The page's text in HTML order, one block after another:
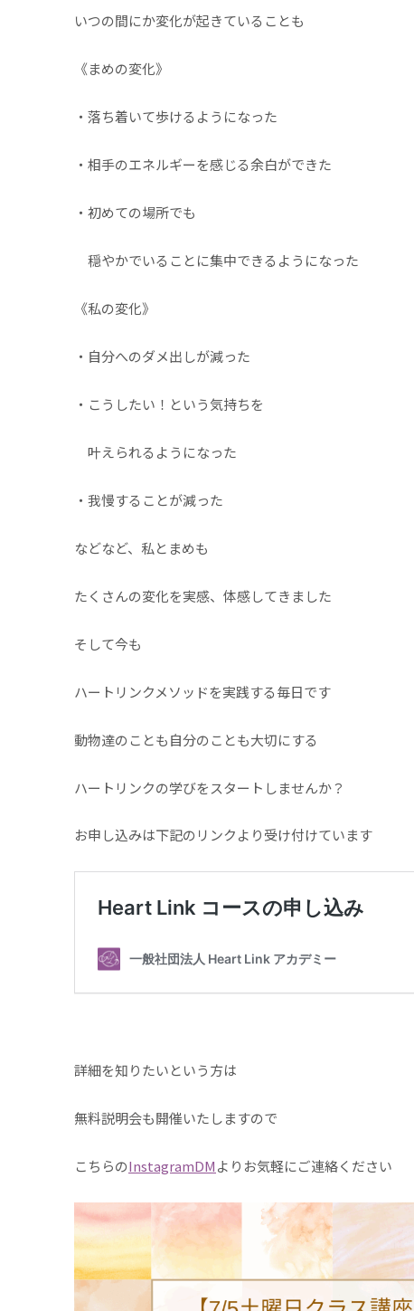
いつの間にか変化が起きていることも
《まめの変化》
・落ち着いて歩けるようになった
・相手のエネルギーを感じる余白ができた
・初めての場所でも
穏やかでいることに集中できるようになった
《私の変化》
・自分へのダメ出しが減った
・こうしたい！という気持ちを
叶えられるようになった
・我慢することが減った
などなど、私とまめも
たくさんの変化を実感、体感してきました
そして今も
ハートリンクメソッドを実践する毎日です
動物達のことも自分のことも大切にする
ハートリンクの学びをスタートしませんか？
お申し込みは下記のリンクより受け付けています
詳細を知りたいという方は
無料説明会も開催いたしますので
こちらのInstagramDMよりお気軽にご連絡ください